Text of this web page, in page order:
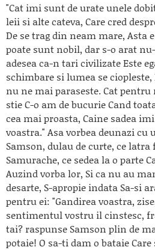
"Cat imi sunt de urate unele
leii si alte cateva, Care cred
De se trag din neam mare, Asta
poate sunt nobil, dar s-o arat
adesea ca-n tari civilizate Este
schimbare si lumea se
nu ne mai paraseste. Cat
stie C-o am de bucurie Cand
cea mai proasta, Caine sadea
voastra." Asa vorbea deunazi cu
Samson, dulau de curte, ce
Samurache, ce sedea la o parte
Auzind vorba lor, Si ca nu au
desarte, S-apropie indata Sa-si
pentru ei: "Gandirea voastra,
sentimentul vostru il cinstesc,
tai? raspunse Samson plin de
potaie! O sa-ti dam o bataie